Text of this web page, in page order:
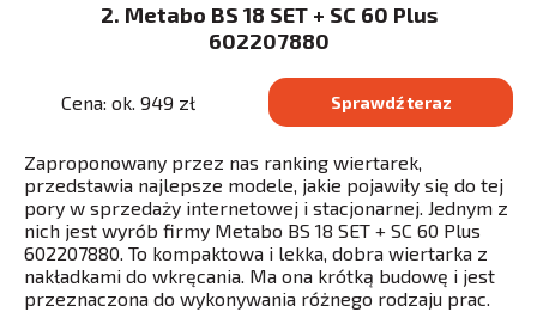
2. Metabo BS 18 SET + SC 60 Plus
602207880
Cena: ok. 949 zł Sprawdź teraz
Zaproponowany przez nas ranking wiertarek,
przedstawia najlepsze modele, jakie pojawiły się do tej
pory w sprzedaży internetowej i stacjonarnej. Jednym z
nich jest wyrób firmy Metabo BS 18 SET + SC 60 Plus
602207880. To kompaktowa i lekka, dobra wiertarka z
nakładkami do wkręcania. Ma ona krótką budowę i jest
przeznaczona do wykonywania różnego rodzaju prac.